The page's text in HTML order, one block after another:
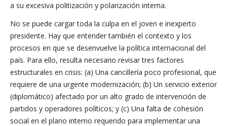
a su excesiva politización y polarización interna.
No se puede cargar toda la culpa en el joven e inexperto
presidente. Hay que entender también el contexto y los
procesos en que se desenvuelve la política internacional del
país. Para ello, resulta necesario revisar tres factores
estructurales en crisis: (a) Una cancillería poco profesional, que
requiere de una urgente modernización; (b) Un servicio exterior
(diplomático) afectado por un alto grado de intervención de
partidos y operadores políticos; y (c) Una falta de cohesión
social en el plano interno requerido para implementar una